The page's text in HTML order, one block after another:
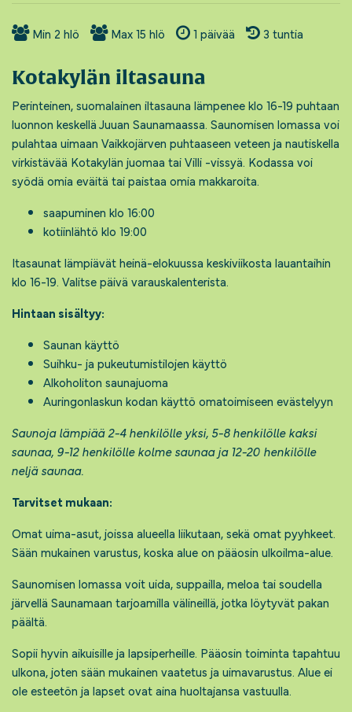
Min 2 hlö Max15 hlö 1 päivää 3 tuntia
Kotakylän iltasauna
Perinteinen, suomalainen iltasauna lämpenee klo 16-19 puhtaan
luonnon keskellä Juuan Saunamaassa. Saunomisen lomassa voi
pulahtaa uimaan Vaikkojärven puhtaaseen veteen ja nautiskella
virkistävää Kotakylän juomaa tai Villi -vissyä. Kodassa voi
syödä omia eväitä tai paistaa omia makkaroita.
saapuminen klo 16:00
kotiinlähtö klo 19:00
Itasaunat lämpiävät heinä-elokuussa keskiviikosta lauantaihin
klo 16-19. Valitse päivä varauskalenterista.
Hintaan sisältyy:
Saunan käyttö
Suihku- ja pukeutumistilojen käyttö
Alkoholiton saunajuoma
Auringonlaskun kodan käyttö omatoimiseen evästelyyn
Saunoja lämpiää 2-4 henkilölle yksi, 5-8 henkilölle kaksi
saunaa, 9-12 henkilölle kolme saunaa ja 12-20 henkilölle
neljä saunaa.
Tarvitset mukaan:
Omat uima-asut, joissa alueella liikutaan, sekä omat pyyhkeet.
Sään mukainen varustus, koska alue on pääosin ulkoilma-alue.
Saunomisen lomassa voit uida, suppailla, meloa tai soudella
järvellä Saunamaan tarjoamilla välineillä, jotka löytyvät pakan
päältä.
Sopii hyvin aikuisille ja lapsiperheille. Pääosin toiminta tapahtuu
ulkona, joten sään mukainen vaatetus ja uimavarustus. Alue ei
ole esteetön ja lapset ovat aina huoltajansa vastuulla.